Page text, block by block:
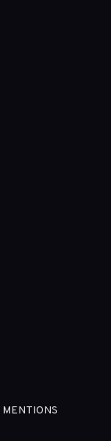
MENTIONS